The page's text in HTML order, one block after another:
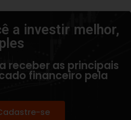
a investir melhor,
receber as principais
financeiro pela
se